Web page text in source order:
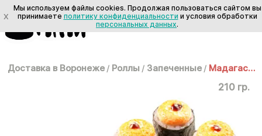
Доставка в Воронеже / Роллы / Запеченные / Мадагаскар
210 гр.
X
Мы используем файлы cookies. Продолжая пользоваться сайтом вы
принимаете политику конфиденциальности и условия обработки
персональных данных.